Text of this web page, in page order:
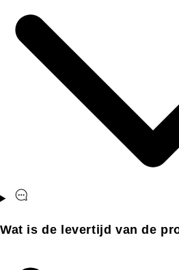
Wat is de levertijd van de